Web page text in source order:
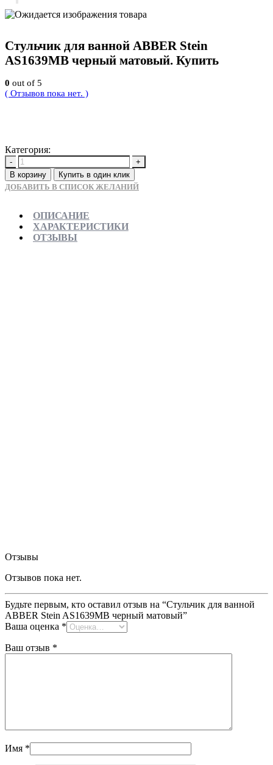
Стульчик для ванной ABBER Stein
AS1639MB черный матовый. Купить
0 out of 5
( Отзывов пока нет. )
Категория:
-
+
В корзину
Купить в один клик
ДОБАВИТЬ В СПИСОК ЖЕЛАНИЙ
ОПИСАНИЕ
ХАРАКТЕРИСТИКИ
ОТЗЫВЫ
Отзывы
Отзывов пока нет.
Будьте первым, кто оставил отзыв на “Стульчик для ванной
ABBER Stein AS1639MB черный матовый”
Ваша оценка *
Ваш отзыв *
Имя *